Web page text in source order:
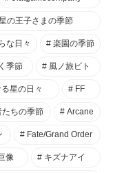
の王子さまの季節
な日々 楽園の季節
季節 風ノ旅ビト
星の日々 FF
たちの季節 Arcane
Fate/Grand Order
像 キズナアイ